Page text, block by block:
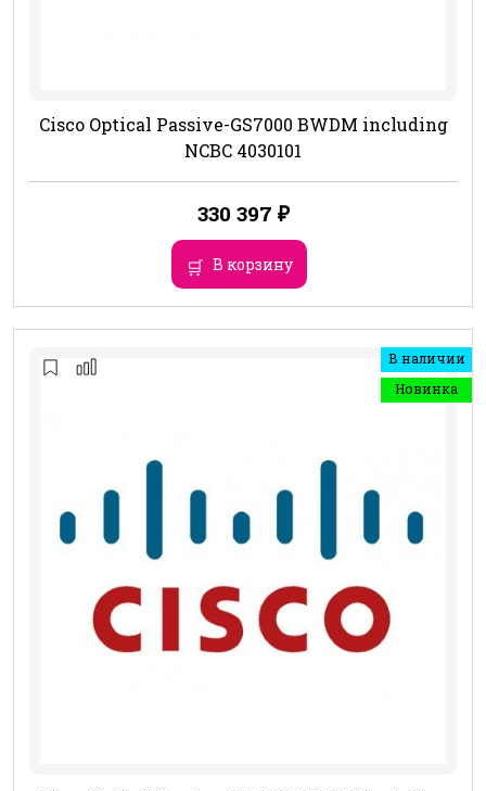
Cisco Optical Passive-GS7000 BWDM including
NCBC 4030101
330 397 ₽
В корзину
В наличии
Новинка